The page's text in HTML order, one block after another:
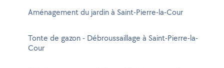
Aménagement du jardin à Saint-Pierre-la-Cour
Tonte de gazon - Débroussaillage à Saint-Pierre-la-
Cour